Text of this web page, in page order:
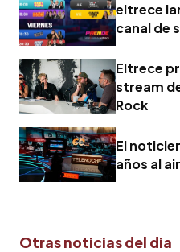
eltrece
canal de
Eltrece
stream
Rock
El
años al
Otras noticias del dia